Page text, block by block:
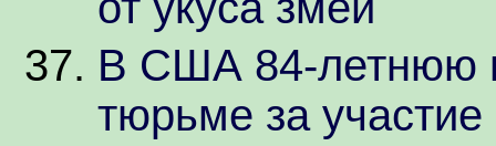
В США 84-летнюю
тюрьме за участие